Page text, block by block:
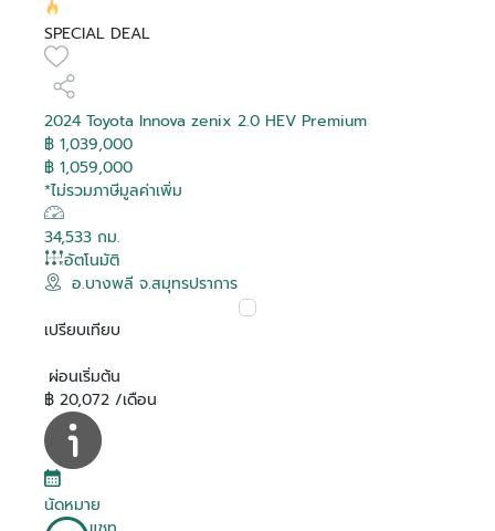
SPECIAL DEAL
2024 Toyota Innova zenix 2.0 HEV Premium
฿ 1,039,000
฿ 1,059,000
*ไม่รวมภาษีมูลค่าเพิ่ม
34,533 กม.
อัตโนมัติ
อ.บางพลี จ.สมุทรปราการ
เปรียบเทียบ
ผ่อนเริ่มต้น
฿ 20,072 /เดือน
นัดหมาย